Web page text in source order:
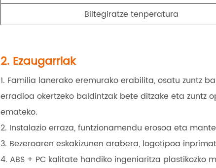
Biltegiratze tenperatura
2. Ezaugarriak
1. Familia lanerako eremurako erabilita, osatu zuntz
erradioa okertzeko baldintzak bete ditzake eta zuntz
emateko.
2. Instalazio erraza, funtzionamendu erosoa eta
3. Bezeroaren eskakizunen arabera, logotipoa
4. ABS + PC kalitate handiko ingeniaritza